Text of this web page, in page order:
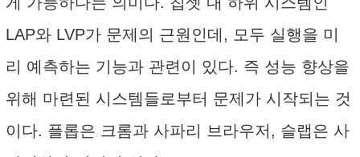
LAP와 LVP가 문제의 근원인데, 모두 실행을 미
리 예측하는 기능과 관련이 있다. 즉 성능 향상을
위해 마련된 시스템들로부터 문제가 시작되는 것
이다. 플롭은 크롬과 사파리 브라우저, 슬랩은 사